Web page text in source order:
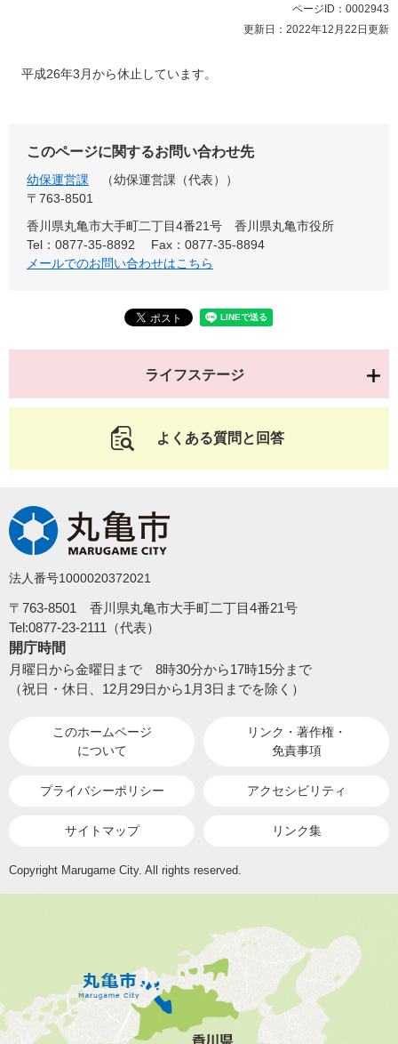
ページID：0002943
更新日：2022年12月22日更新
平成26年3月から休止しています。
このページに関するお問い合わせ先
幼保運営課
幼保運営課（代表）
〒763-8501
香川県丸亀市大手町二丁目4番21号 香川県丸亀市役所
Tel：0877-35-8892
Fax：0877-35-8894
メールでのお問い合わせはこちら
ライフステージ
よくある質問と回答
法人番号1000020372021
〒763-8501 香川県丸亀市大手町二丁目4番21号
Tel:0877-23-2111（代表）
開庁時間
月曜日から金曜日まで 8時30分から17時15分まで
（祝日・休日、12月29日から1月3日までを除く）
このホームページ
について
リンク・著作権・
免責事項
プライバシーポリシー アクセシビリティ
サイトマップ リンク集
Copyright Marugame City. All rights reserved.